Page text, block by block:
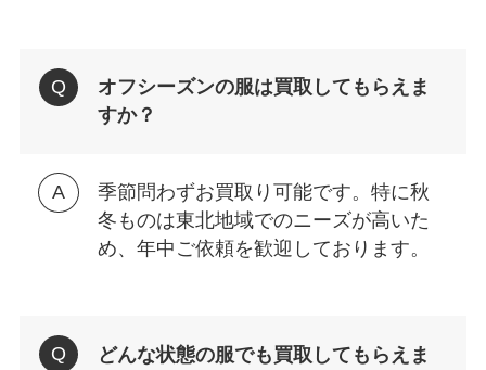
オフシーズンの服は買取してもらえま
すか？
季節問わずお買取り可能です。特に秋
冬ものは東北地域でのニーズが高いた
め、年中ご依頼を歓迎しております。
どんな状態の服でも買取してもらえま